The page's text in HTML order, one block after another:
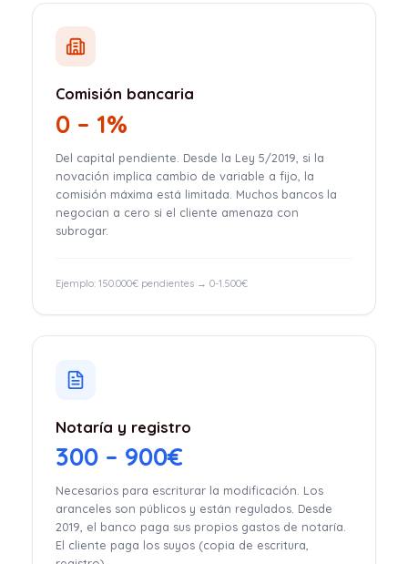
Comisión bancaria
0 – 1%
Del capital pendiente. Desde la Ley 5/2019, si la
novación implica cambio de variable a fijo, la
comisión máxima está limitada. Muchos bancos la
negocian a cero si el cliente amenaza con
subrogar.
Ejemplo: 150.000€ pendientes → 0-1.500€
Notaría y registro
300 – 900€
Necesarios para escriturar la modificación. Los
aranceles son públicos y están regulados. Desde
2019, el banco paga sus propios gastos de notaría.
El cliente paga los suyos (copia de escritura,